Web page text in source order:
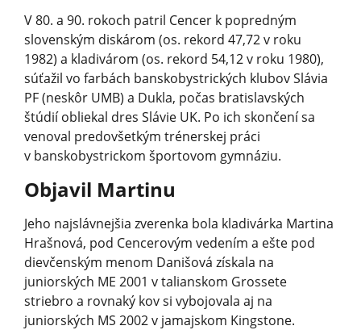
V 80. a 90. rokoch patril Cencer k popredným
slovenským diskárom (os. rekord 47,72 v roku
1982) a kladivárom (os. rekord 54,12 v roku 1980),
súťažil vo farbách banskobystrických klubov Slávia
PF (neskôr UMB) a Dukla, počas bratislavských
štúdií obliekal dres Slávie UK. Po ich skončení sa
venoval predovšetkým trénerskej práci
v banskobystrickom športovom gymnáziu.
Objavil Martinu
Jeho najslávnejšia zverenka bola kladivárka Martina
Hrašnová, pod Cencerovým vedením a ešte pod
dievčenským menom Danišová získala na
juniorských ME 2001 v talianskom Grossete
striebro a rovnaký kov si vybojovala aj na
juniorských MS 2002 v jamajskom Kingstone.